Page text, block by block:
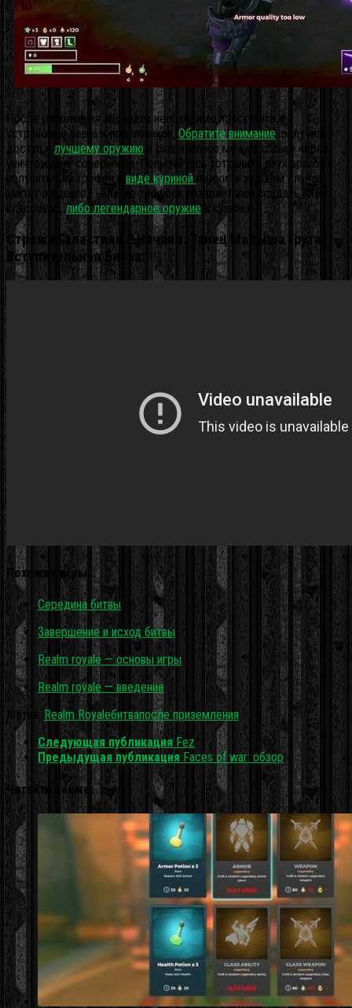
После пополнения арсенала необходимо приступить к
устранению первых противников. Обратите внимание: получить
доступ к лучшему оружию и снаряжению можно только через
уничтожение соперников. Попытайтесь устранить двух врагов и
получить два трофея в виде куриной ножки (в худшем случае
хватит и одного): наличие трофеев позволит вам создать либо
классовое,либо легендарное оружие в кузнице.
Стражи Галактики 2 Начало. Танец Малыша Грута.
Вступительная Битва.
Похожие игры…
Середина битвы
Завершение и исход битвы
Realm royale — основы игры
Realm royale — введение
Метки: Realm Royaleбитвапосле приземления
Следующая публикация Fez
Предыдущая публикация Faces of war: обзор
Читайте также: